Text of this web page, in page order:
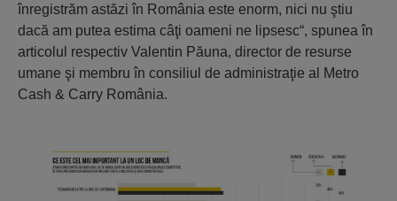
înregistrăm astăzi în România este enorm, nici nu ştiu
dacă am putea estima câţi oameni ne lipsesc“, spunea în
articolul respectiv Valentin Păuna, director de resurse
umane şi membru în consiliul de administraţie al Metro
Cash & Carry România.